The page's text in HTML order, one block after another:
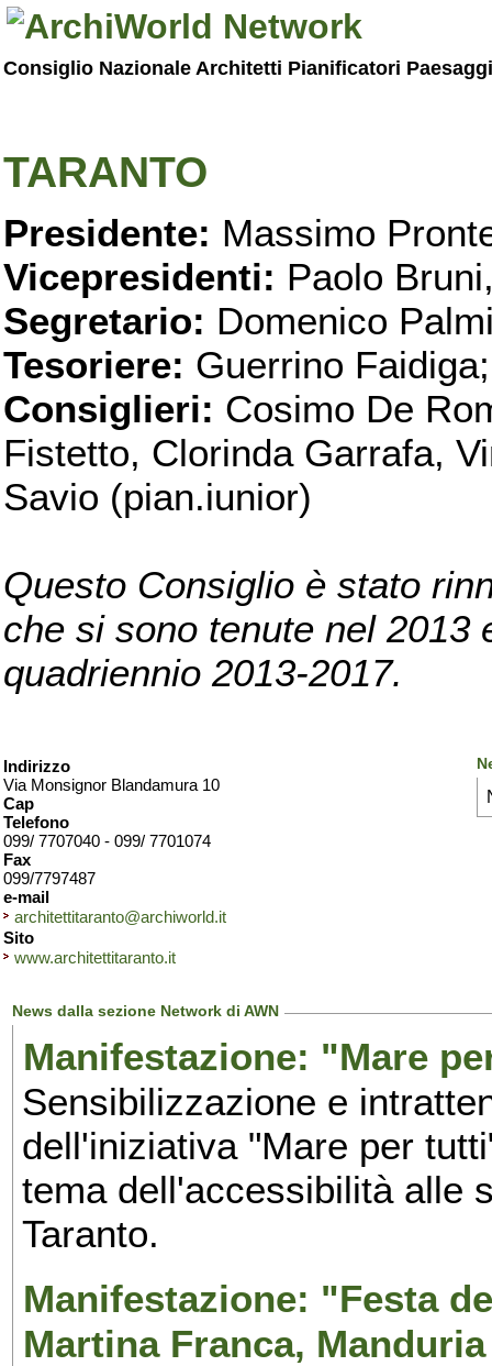
Consiglio Nazionale Architetti Pianificatori
TARANTO
Presidente: Massimo
Vicepresidenti: Paolo
Segretario: Domenico
Tesoriere: Guerrino Faidiga;
Consiglieri: Cosimo De
Fistetto, Clorinda Garrafa,
Savio (pian.iunior)
Questo Consiglio è stato
che si sono tenute nel 2013
quadriennio 2013-2017.
Indirizzo
Via Monsignor Blandamura 10
Cap
Telefono
099/ 7707040 - 099/ 7701074
Fax
099/7797487
e-mail
architettitaranto@archiworld.it
Sito
www.architettitaranto.it
News dalla sezione Network di AWN
Manifestazione: "Mare
Sensibilizzazione e
dell'iniziativa "Mare per
tema dell'accessibilità alle
Taranto.
Manifestazione: "Festa
Martina Franca,